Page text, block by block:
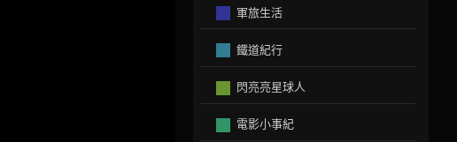
軍旅生活
鐵道紀行
閃亮亮星球人
電影小事紀